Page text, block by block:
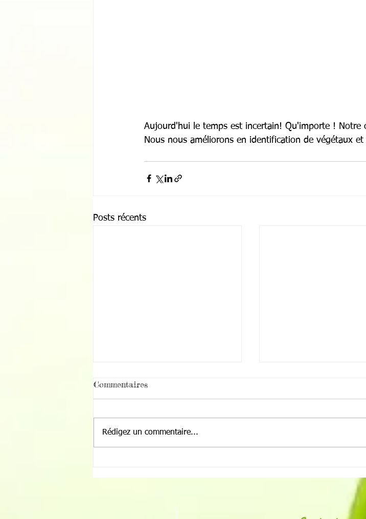
Aujourd'hui le temps est incertain! Qu'importe ! Notre
Nous nous améliorons en identification de végétaux et
Posts récents
Commentaires
Rédigez un commentaire...